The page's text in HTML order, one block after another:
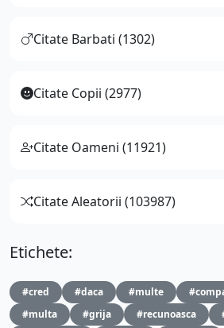
Citate Barbati (1302)
Citate Copii (2977)
Citate Oameni (11921)
Citate Aleatorii (103987)
Etichete:
#cred #daca #multe
#multa
#grija #recunoasca